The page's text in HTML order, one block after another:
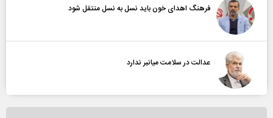
فرهنگ اهدای خون باید نسل به نسل منتقل شود
عدالت در سلامت میانبر ندارد